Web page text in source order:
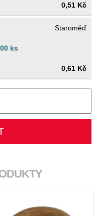
0,51 Kč
Staroměď
ks
0,61 Kč